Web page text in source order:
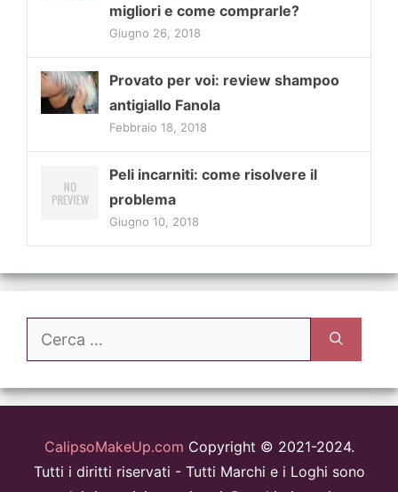
migliori e come comprarle?
Giugno 26, 2018
Provato per voi: review shampoo
antigiallo Fanola
Febbraio 18, 2018
Peli incarniti: come risolvere il
problema
Giugno 10, 2018
Ricerca
CalipsoMakeUp.com Copyright © 2021-2024.
Tutti i diritti riservati - Tutti Marchi e i Loghi sono